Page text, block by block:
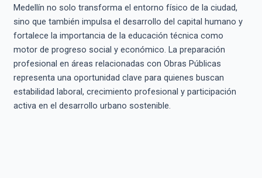
Medellín no solo transforma el entorno físico de la ciudad,
sino que también impulsa el desarrollo del capital humano y
fortalece la importancia de la educación técnica como
motor de progreso social y económico. La preparación
profesional en áreas relacionadas con Obras Públicas
representa una oportunidad clave para quienes buscan
estabilidad laboral, crecimiento profesional y participación
activa en el desarrollo urbano sostenible.